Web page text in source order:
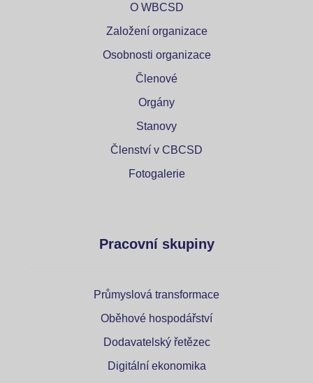
O WBCSD
Založení organizace
Osobnosti organizace
Členové
Orgány
Stanovy
Členství v CBCSD
Fotogalerie
Pracovní skupiny
Průmyslová transformace
Oběhové hospodářství
Dodavatelský řetězec
Digitální ekonomika